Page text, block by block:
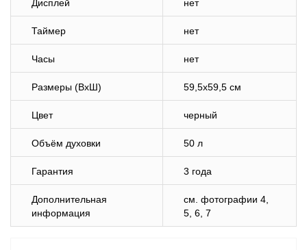
Дисплей нет
Таймер нет
Часы нет
Размеры (ВхШ) 59,5х59,5 см
Цвет черный
Объём духовки 50 л
Гарантия 3 года
Дополнительная
информация
cм. фотографии 4
5, 6, 7